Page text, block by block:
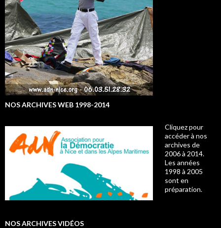
NOS ARCHIVES WEB 1998-2014
Cliquez pour
accéder à nos
archives de
2006 à 2014.
Les années
1998 à 2005
sont en
préparation.
NOS ARCHIVES VIDÉOS